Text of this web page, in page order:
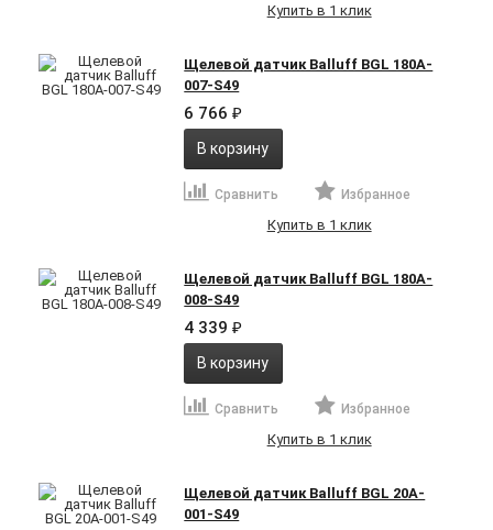
Купить в 1 клик
Щелевой датчик Balluff BGL 180A-
007-S49
6 766₽
В корзину
Сравнить Избранное
Купить в 1 клик
Щелевой датчик Balluff BGL 180A-
008-S49
4 339₽
В корзину
Сравнить Избранное
Купить в 1 клик
Щелевой датчик Balluff BGL 20A-
001-S49